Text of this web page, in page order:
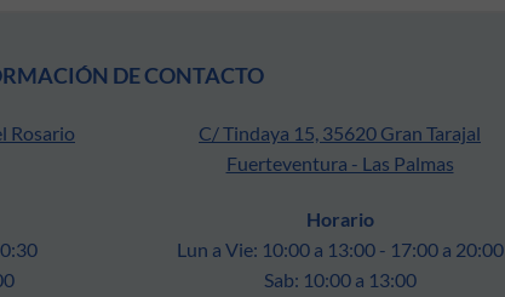
DE CONTACTO
Rosario
C/ Tindaya 15, 35620 Gran Tarajal
Fuerteventura - Las Palmas
Horario
Lun a Vie: 10:00 a 13:00 - 17:00 a 20:00
Sab: 10:00 a 13:00